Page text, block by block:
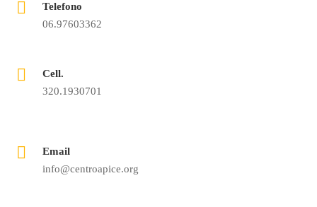
Telefono
06.97603362
Cell.
320.1930701
Email
info@centroapice.org